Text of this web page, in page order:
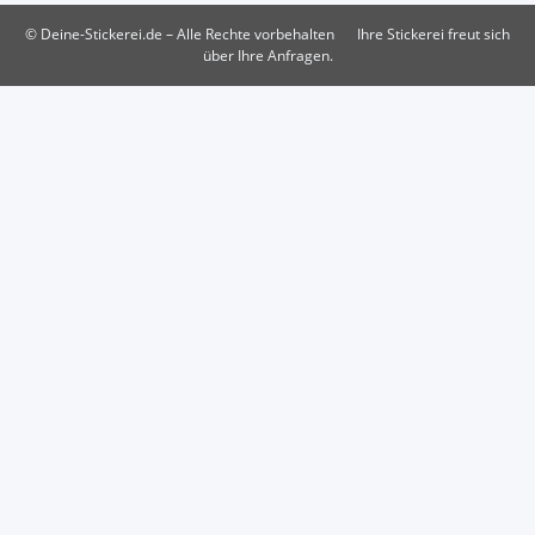
© Deine-Stickerei.de – Alle Rechte vorbehalten
Ihre Stickerei freut sich
über Ihre Anfragen.